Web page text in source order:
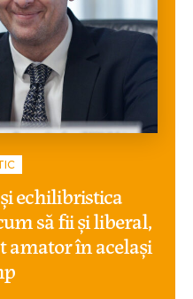
echilibristica
să fii și liberal,
amator în același